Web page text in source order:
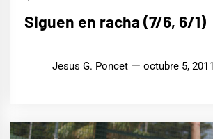
Siguen en racha (7/6, 6/1)
Jesus G. Poncet octubre 5, 2011